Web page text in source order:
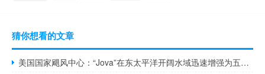
猜你想看的文章
美国国家飓风中心：“Jova”在东太平洋开阔水域迅速增强为五级飓风